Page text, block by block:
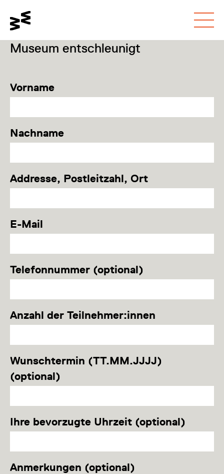
Hauptinhalt
Kontrastmodus um
Barrierefreiheitsseite
Programm: Alles Familie! Wien
Museum entschleunigt
Vorname
Nachname
Addresse, Postleitzahl, Ort
E-Mail
Telefonnummer (optional)
Anzahl der Teilnehmer:innen
Wunschtermin (TT.MM.JJJJ)
(optional)
Ihre bevorzugte Uhrzeit (optional)
Anmerkungen (optional)